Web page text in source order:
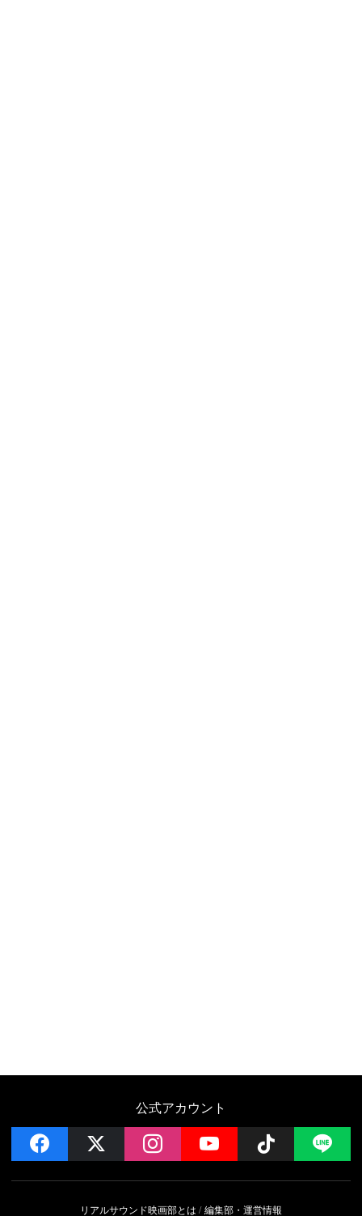
公式アカウント
facebook instagramYouTube Follow
リアルサウンド映画部とは 編集部・運営情報